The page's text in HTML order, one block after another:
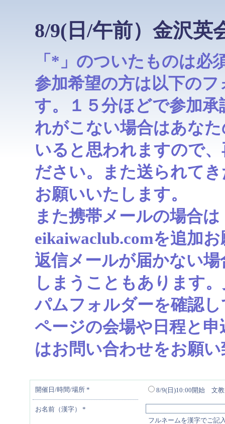
8/9(日/午前）金沢英
「*」のついたものは必
参加希望の方は以下の
す。１５分ほどで参加
れがこない場合はあな
いると思われますので
ださい。また送られて
お願いいたします。
また携帯メールの場合
eikaiwaclub.comを追加
返信メールが届かない
しまうこともあります
パムフォルダーを確認
ページの会場や日程と
はお問い合わせをお願
開催日/時間/場所 * 8/9(日)10:00開始 文
お名前（漢字） *
フルネームを漢字でご記